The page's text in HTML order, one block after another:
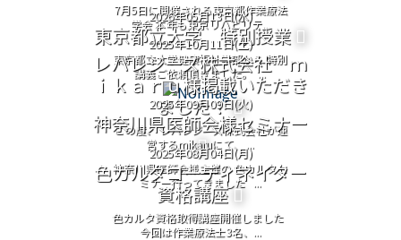
7月5日に開催される東京都作業療法
学会 本年も東京リハビリテ...
2026年05月13日(水)
東京都立大学 特別授業
東京都立大学健康福祉学部から 特別
講義ご依頼頂きました。 ...
2025年10月11日(土)
レバレジーズ株式会社 ｍ
ｉｋａｒｕ様掲載いただき
ました！
この度、 レバレジーズ株式会社が運
営するmikaruにて、 ...
2025年09月09日(火)
神奈川県医師会様セミナー
神奈川県医師会様主催の 色カルタセ
ミナー行ってきました ...
2025年08月04日(月)
色カルタコーディネイター
資格講座
色カルタ資格取得講座開催しました
今回は作業療法士3名、...